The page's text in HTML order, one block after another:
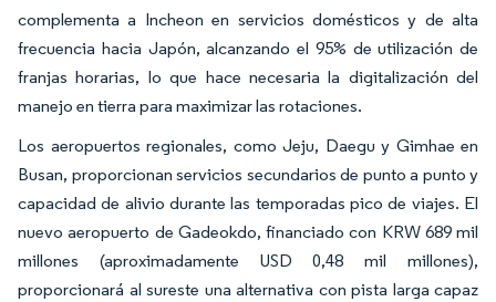
complementa a Incheon en servicios domésticos y de alta
frecuencia hacia Japón, alcanzando el 95% de utilización de
franjas horarias, lo que hace necesaria la digitalización del
manejo en tierra para maximizar las rotaciones.
Los aeropuertos regionales, como Jeju, Daegu y Gimhae en
Busan, proporcionan servicios secundarios de punto a punto y
capacidad de alivio durante las temporadas pico de viajes. El
nuevo aeropuerto de Gadeokdo, financiado con KRW 689 mil
millones (aproximadamente USD 0,48 mil millones),
proporcionará al sureste una alternativa con pista larga capaz